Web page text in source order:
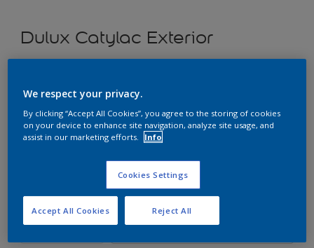
Dulux Catylac Exterior
Ukuran
Jumlah Kalkulator cat
Hitung
We respect your privacy.
By clicking “Accept All Cookies”, you agree to the storing of cookies
on your device to enhance site navigation, analyze site usage, and
assist in our marketing efforts.
Info
Cookies Settings
Reject All
Accept All Cookies